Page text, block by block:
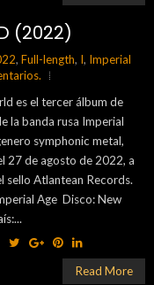
(2022)
, Full-length, I, Imperial
es el tercer álbum de
la banda rusa Imperial
symphonic metal,
27 de agosto de 2022, a
sello Atlantean Records.
Age Disco: New
Read More